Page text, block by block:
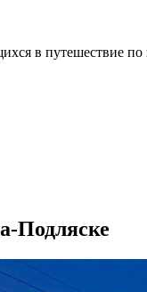
в путешествие
Подляске